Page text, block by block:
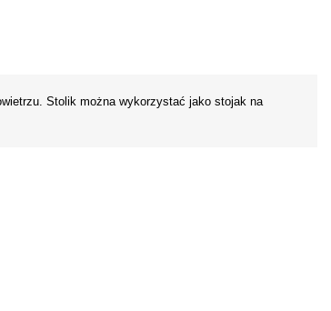
Stolik można wykorzystać jako stojak na